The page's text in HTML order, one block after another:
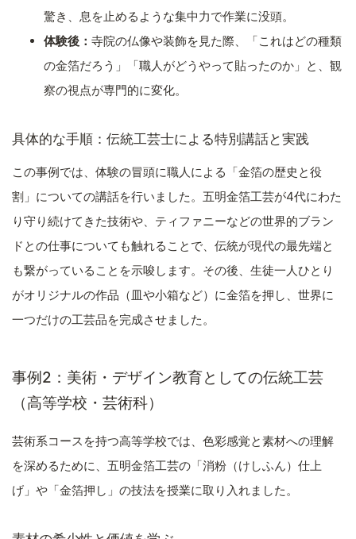
驚き、息を止めるような集中力で作業に没頭。
体験後： 寺院の仏像や装飾を見た際、「これはどの種類
の金箔だろう」「職人がどうやって貼ったのか」と、観
察の視点が専門的に変化。
具体的な手順：伝統工芸士による特別講話と実践
この事例では、体験の冒頭に職人による「金箔の歴史と役
割」についての講話を行いました。五明金箔工芸が4代にわた
り守り続けてきた技術や、ティファニーなどの世界的ブラン
ドとの仕事についても触れることで、伝統が現代の最先端と
も繋がっていることを示唆します。その後、生徒一人ひとり
がオリジナルの作品（皿や小箱など）に金箔を押し、世界に
一つだけの工芸品を完成させました。
事例2：美術・デザイン教育としての伝統工芸
（高等学校・芸術科）
芸術系コースを持つ高等学校では、色彩感覚と素材への理解
を深めるために、五明金箔工芸の「消粉（けしふん）仕上
げ」や「金箔押し」の技法を授業に取り入れました。